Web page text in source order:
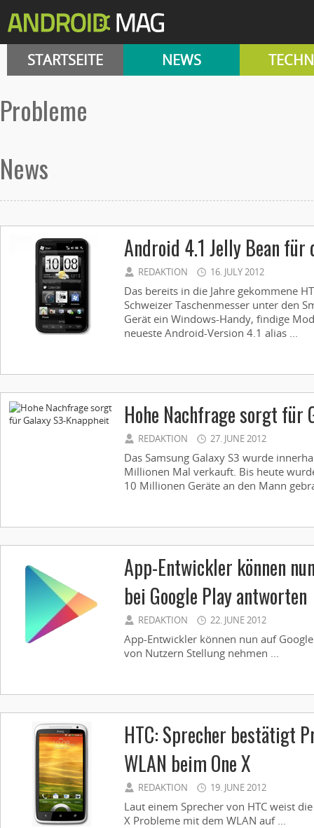
STARTSEITE NEWS
Probleme
News
Android 4.1 Jelly Bean für
REDAKTION 16. JULY 2012
Das bereits in die Jahre gekommene
Schweizer Taschenmesser unter den
Gerät ein Windows-Handy, findige
neueste Android-Version 4.1 alias ...
Hohe Nachfrage sorgt für
REDAKTION 27. JUNE 2012
Das Samsung Galaxy S3 wurde
Millionen Mal verkauft. Bis heute
10 Millionen Geräte an den Mann
App-Entwickler können
bei Google Play antworten
REDAKTION 22. JUNE 2012
App-Entwickler können nun auf
von Nutzern Stellung nehmen ...
HTC: Sprecher bestätigt
WLAN beim One X
REDAKTION 19. JUNE 2012
Laut einem Sprecher von HTC weist
X Probleme mit dem WLAN auf ...